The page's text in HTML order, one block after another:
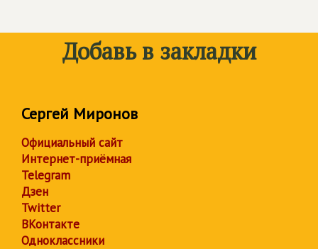
Добавь в закладки
Сергей Миронов
Официальный сайт
Интернет-приёмная
Telegram
Дзен
Twitter
ВКонтакте
Одноклассники